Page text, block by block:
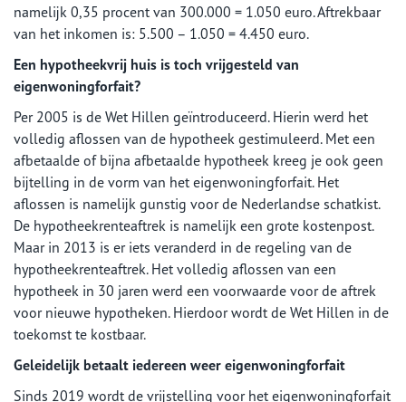
namelijk 0,35 procent van 300.000 = 1.050 euro. Aftrekbaar
van het inkomen is: 5.500 – 1.050 = 4.450 euro.
Een hypotheekvrij huis is toch vrijgesteld van
eigenwoningforfait?
Per 2005 is de Wet Hillen geïntroduceerd. Hierin werd het
volledig aflossen van de hypotheek gestimuleerd. Met een
afbetaalde of bijna afbetaalde hypotheek kreeg je ook geen
bijtelling in de vorm van het eigenwoningforfait. Het
aflossen is namelijk gunstig voor de Nederlandse schatkist.
De hypotheekrenteaftrek is namelijk een grote kostenpost.
Maar in 2013 is er iets veranderd in de regeling van de
hypotheekrenteaftrek. Het volledig aflossen van een
hypotheek in 30 jaren werd een voorwaarde voor de aftrek
voor nieuwe hypotheken. Hierdoor wordt de Wet Hillen in de
toekomst te kostbaar.
Geleidelijk betaalt iedereen weer eigenwoningforfait
Sinds 2019 wordt de vrijstelling voor het eigenwoningforfait